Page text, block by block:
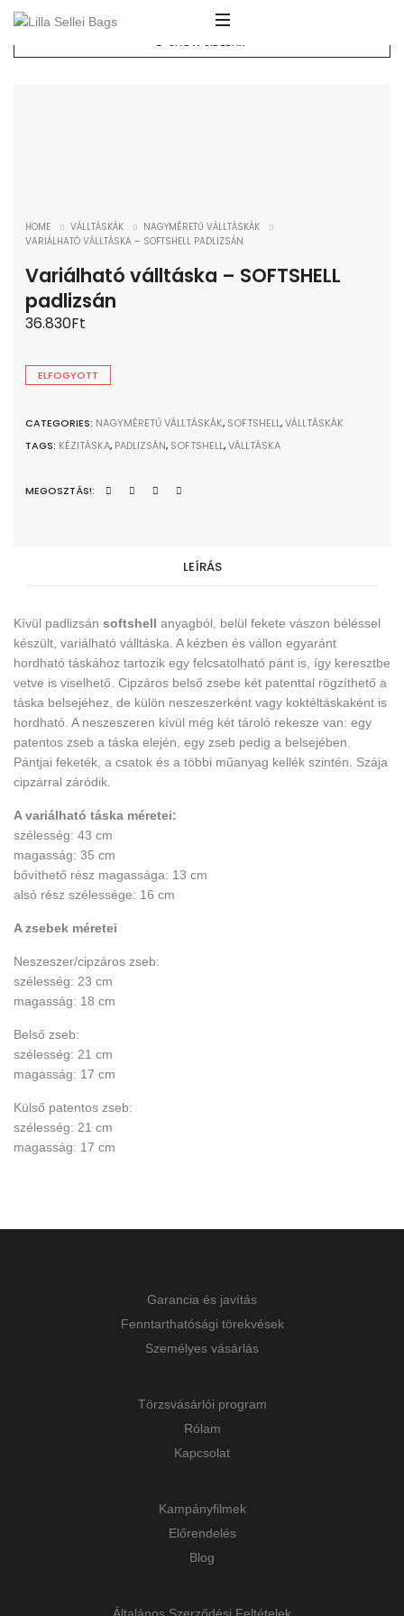
SHOW SIDEBAR
HOME
VÁLLTÁSKÁK
NAGYMÉRETŰ VÁLLTÁSKÁK
VARIÁLHATÓ VÁLLTÁSKA – SOFTSHELL PADLIZSÁN
Variálható válltáska – SOFTSHELL
padlizsán
36.830Ft
ELFOGYOTT
CATEGORIES: NAGYMÉRETŰ VÁLLTÁSKÁK, SOFTSHELL,VÁLLTÁSKÁK
TAGS: KÉZITÁSKA, PADLIZSÁN, SOFTSHELL,VÁLLTÁSKA
MEGOSZTÁS!:
LEÍRÁS
Kívül padlizsán softshell anyagból, belül fekete vászon béléssel
készült, variálható válltáska. A kézben és vállon egyaránt
hordható táskához tartozik egy felcsatolható pánt is, így keresztbe
vetve is viselhető. Cipzáros belső zsebe két patenttal rögzíthető a
táska belsejéhez, de külön neszeszerként vagy koktéltáskaként is
hordható. A neszeszeren kívül még két tároló rekesze van: egy
patentos zseb a táska elején, egy zseb pedig a belsejében.
Pántjai feketék, a csatok és a többi műanyag kellék szintén. Szája
cipzárral záródik.
A variálható táska méretei:
szélesség: 43 cm
magasság: 35 cm
bővíthető rész magassága: 13 cm
alsó rész szélessége: 16 cm
A zsebek méretei
Neszeszer/cipzáros zseb:
szélesség: 23 cm
magasság: 18 cm
Belső zseb:
szélesség: 21 cm
magasság: 17 cm
Külső patentos zseb:
szélesség: 21 cm
magasság: 17 cm
Garancia és javítás
Fenntarthatósági törekvések
Személyes vásárlás
Törzsvásárlói program
Rólam
Kapcsolat
Kampányfilmek
Előrendelés
Blog